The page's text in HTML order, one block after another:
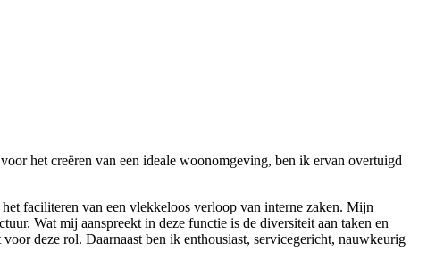
het creëren van een ideale woonomgeving, ben ik ervan overtuigd
faciliteren van een vlekkeloos verloop van interne zaken. Mijn
Wat mij aanspreekt in deze functie is de diversiteit aan taken en
deze rol. Daarnaast ben ik enthousiast, servicegericht, nauwkeurig